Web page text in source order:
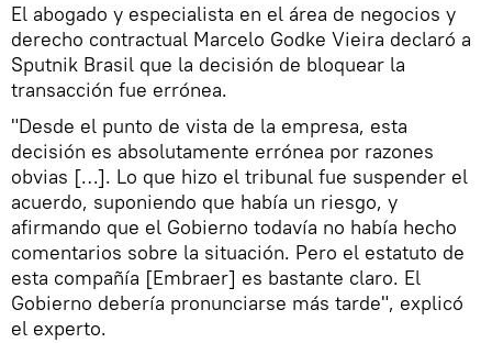
El abogado y especialista en el área de negocios y
derecho contractual Marcelo Godke Vieira declaró a
Sputnik Brasil que la decisión de bloquear la
transacción fue errónea.
"Desde el punto de vista de la empresa, esta
decisión es absolutamente errónea por razones
obvias […]. Lo que hizo el tribunal fue suspender el
acuerdo, suponiendo que había un riesgo, y
afirmando que el Gobierno todavía no había hecho
comentarios sobre la situación. Pero el estatuto de
esta compañía [Embraer] es bastante claro. El
Gobierno debería pronunciarse más tarde", explicó
el experto.